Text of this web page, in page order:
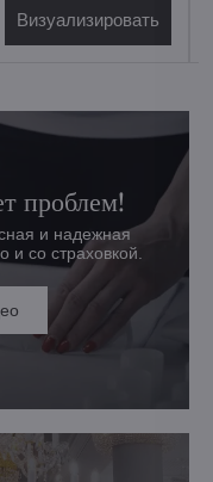
Визуализировать
проблем!
и надежная
и со страховкой.